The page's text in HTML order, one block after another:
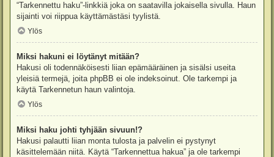
“Tarkennettu haku”-linkkiä joka on saatavilla jokaisella sivulla. Haun
sijainti voi riippua käyttämästäsi tyylistä.
Ylös
Miksi hakuni ei löytänyt mitään?
Hakusi oli todennäköisesti liian epämääräinen ja sisälsi useita
yleisiä termejä, joita phpBB ei ole indeksoinut. Ole tarkempi ja
käytä Tarkennetun haun valintoja.
Ylös
Miksi haku johti tyhjään sivuun!?
Hakusi palautti liian monta tulosta ja palvelin ei pystynyt
käsittelemään niitä. Käytä “Tarkennettua hakua” ja ole tarkempi